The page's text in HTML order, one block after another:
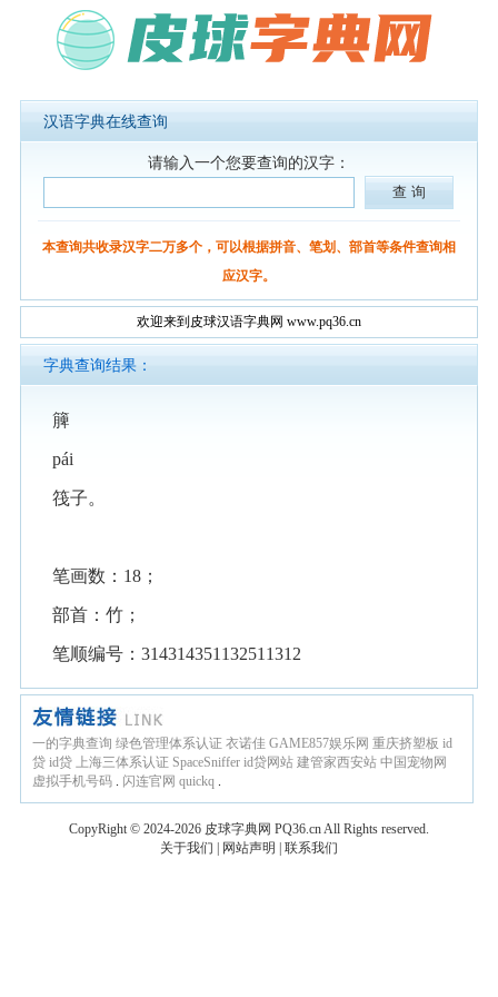
汉语字典在线查询
请输入一个您要查询的汉字：
本查询共收录汉字二万多个，可以根据拼音、笔划、部首等条件查询相
应汉字。
欢迎来到皮球汉语字典网 www.pq36.cn
字典查询结果：
簲
pái
筏子。
笔画数：18；
部首：竹；
笔顺编号：314314351132511312
一的字典查询 绿色管理体系认证 衣诺佳 GAME857娱乐网 重庆挤塑板 id
贷 id贷 上海三体系认证 SpaceSniffer id贷网站 建管家西安站 中国宠物网
虚拟手机号码 . 闪连官网 quickq .
CopyRight © 2024-2026 皮球字典网 PQ36.cnAll Rights reserved.
关于我们
网站声明 联系我们